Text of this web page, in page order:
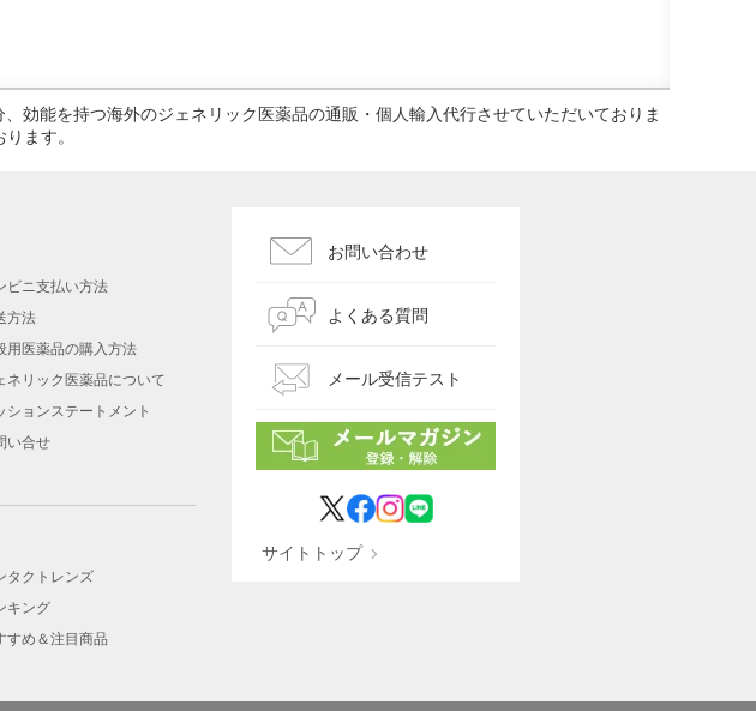
効能を持つ海外のジェネリック医薬品の通販・個人輸入代行させていただいておりま
ます。
ビニ支払い方法
方法
用医薬品の購入方法
ネリック医薬品について
ションステートメント
い合せ
タクトレンズ
キング
すめ＆注目商品
お問い合わせ
よくある質問
メール受信テスト
サイトトップ